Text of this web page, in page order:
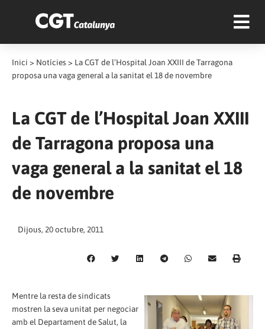
Inici > Notícies > La CGT de l’Hospital Joan XXIII de Tarragona
proposa una vaga general a la sanitat el 18 de novembre
La CGT de l’Hospital Joan XXIII
de Tarragona proposa una
vaga general a la sanitat el 18
de novembre
Dijous, 20 octubre, 2011
Mentre la resta de sindicats
mostren la seva unitat per negociar
amb el Departament de Salut, la